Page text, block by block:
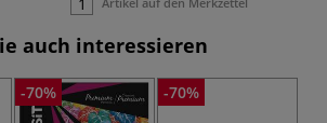
auch interessieren
-70% -70%